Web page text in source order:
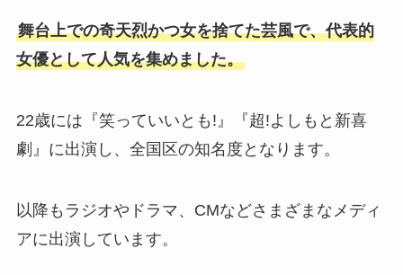
舞台上での奇天烈かつ女を捨てた芸風で、代表的
女優として人気を集めました。
22歳には『笑っていいとも!』『超!よしもと新喜
劇』に出演し、全国区の知名度となります。
以降もラジオやドラマ、CMなどさまざまなメディ
アに出演しています。